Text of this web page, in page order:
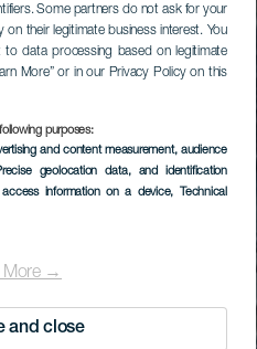
Some partners do not ask for your
their legitimate business interest. You
data processing based on legitimate
More” or in our Privacy Policy on this
purposes:
and content measurement, audience
geolocation data, and identification
information on a device, Technical
More →
and close